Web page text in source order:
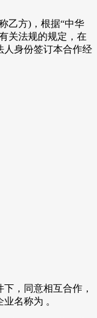
方)，根据“中华
关法规的规定，在
人身份签订本合作经
，同意相互合作，
名称为 。